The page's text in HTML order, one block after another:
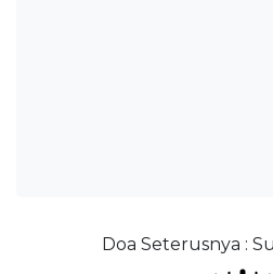
Doa Seterusnya :